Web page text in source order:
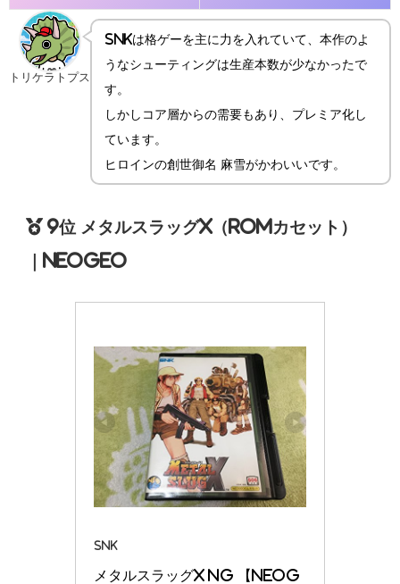
トリケラトプス
SNKは格ゲーを主に力を入れていて、本作のよ
うなシューティングは生産本数が少なかったで
す。
しかしコア層からの需要もあり、プレミア化し
ています。
ヒロインの創世御名 麻雪がかわいいです。
9位 メタルスラッグX（ROMカセット）
｜NEOGEO
SNK
メタルスラッグX NG 【NEOG